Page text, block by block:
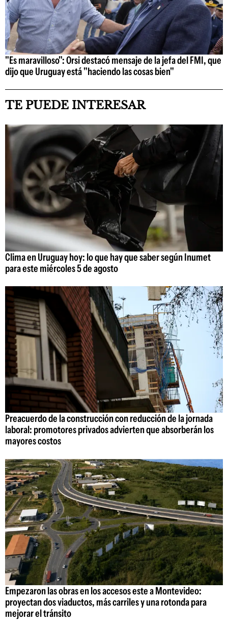
"Es maravilloso": Orsi destacó mensaje de la jefa del FMI, que
dijo que Uruguay está "haciendo las cosas bien"
TE PUEDE INTERESAR
Clima en Uruguay hoy: lo que hay que saber según Inumet
para este miércoles 5 de agosto
Preacuerdo de la construcción con reducción de la jornada
laboral: promotores privados advierten que absorberán los
mayores costos
Empezaron las obras en los accesos este a Montevideo:
proyectan dos viaductos, más carriles y una rotonda para
mejorar el tránsito